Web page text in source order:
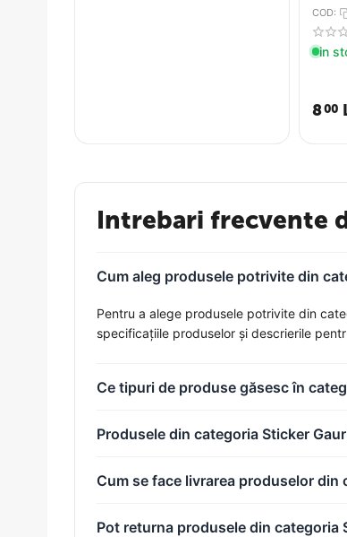
COD:
in
800
Intrebari frecvente
Cum aleg produsele potrivite din
Pentru a alege produsele potrivite din
specificațiile produselor și descrierile
Ce tipuri de produse găsesc în
Produsele din categoria Sticker
Cum se face livrarea produselor din
Pot returna produsele din categoria